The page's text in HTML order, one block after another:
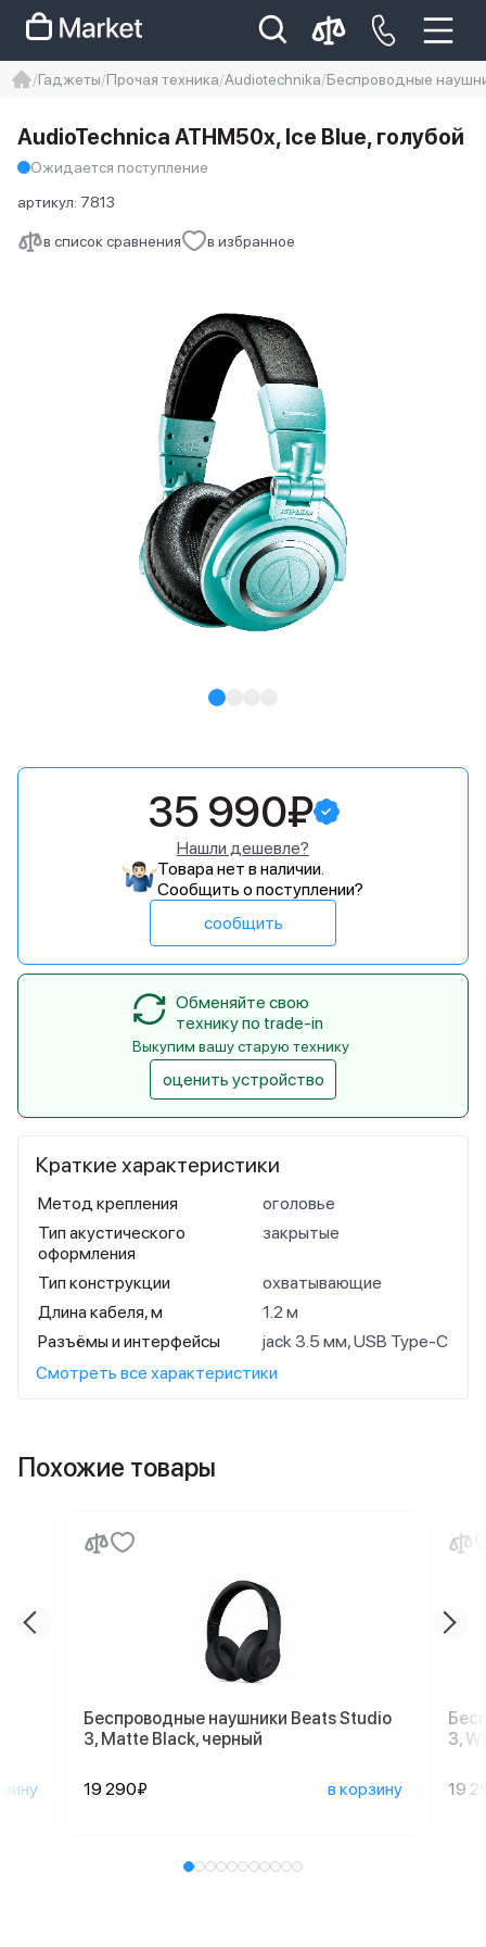
Iphone 14 pro max
айфон 14
Гаджеты Прочая техника Audiotechnika Беспроводные
в список сравнения в избранное
AudioTechnica ATHM50x, Ice Blue, голубой
Ожидается поступление
артикул: 7813
Краткие характеристики
Метод крепления
оголовье
Тип акустического
оформления
закрытые
Тип конструкции
охватывающие
Длина кабеля, м
1.2 м
Разъёмы и интерфейсы
jack 3.5 мм, USB Type-C
Смотреть все характеристики
35 990₽
Нашли дешевле?
Товара нет в наличии.
Сообщить о поступлении?
сообщить
Обменяйте свою
технику по trade-in
Выкупим вашу старую технику
оценить устройство
Похожие товары
Беспроводные наушники Beats Studio
3, Matte Black, черный
19 290₽ в корзину
3,
19